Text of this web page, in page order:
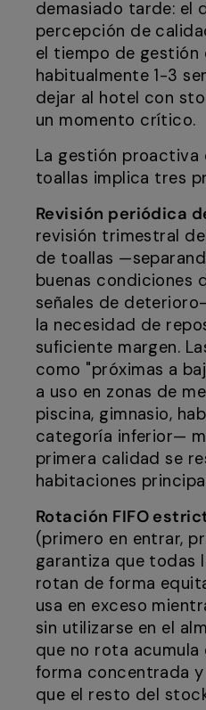
demasiado tarde: el
percepción de
el tiempo de
habitualmente 1-3
dejar al hotel con
un momento crítico.
La gestión proactiva
toallas implica tres
Revisión periódica
revisión trimestral
de toallas
buenas condiciones
señales de
la necesidad de
suficiente margen.
como "próximas a
a uso en zonas de
piscina, gimnasio,
categoría inferior—
primera calidad se
habitaciones
Rotación FIFO
(primero en entrar,
garantiza que todas
rotan de forma
usa en exceso
sin utilizarse en el
que no rota
forma concentrada
que el resto del